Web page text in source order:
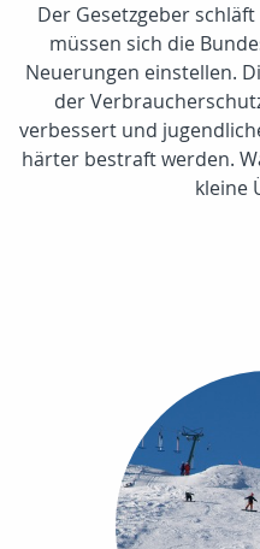
Der Gesetzgeber
müssen sich die
Neuerungen einstellen.
der
verbessert und
härter bestraft werden.
kleine